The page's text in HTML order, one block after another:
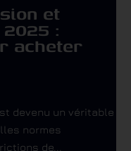
et
:
acheter
devenu un véritable
normes
de...